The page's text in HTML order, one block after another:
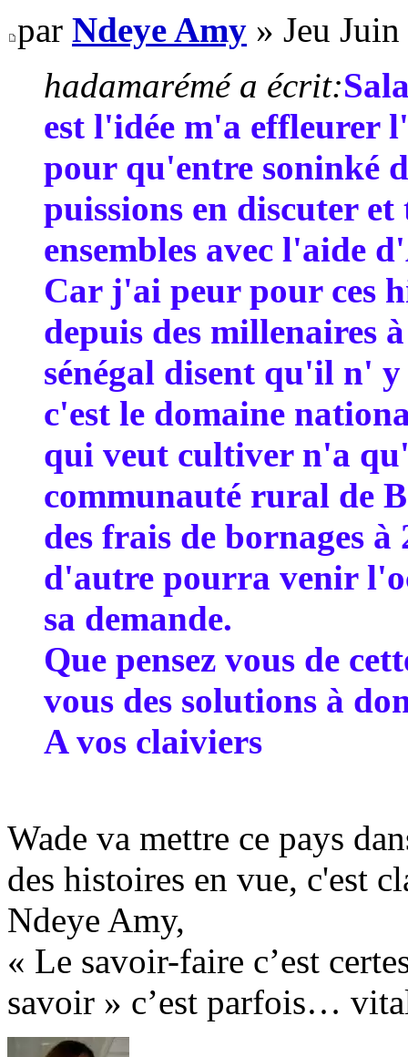
par Ndeye Amy » Jeu
hadamarémé a écrit:
est l'idée m'a effleurer
pour qu'entre soninké
puissions en discuter
ensembles avec l'aide
Car j'ai peur pour ces
depuis des millenaires
sénégal disent qu'il n'
c'est le domaine
qui veut cultiver n'a
communauté rural de
des frais de bornages
d'autre pourra venir
sa demande.
Que pensez vous de
vous des solutions à
A vos claiviers
Wade va mettre ce pays
des histoires en vue, c'est
Ndeye Amy,
« Le savoir-faire c’est
savoir » c’est parfois…